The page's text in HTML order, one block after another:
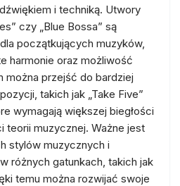
i techniką. Utwory
czy „Blue Bossa” są
początkujących muzyków,
harmonie oraz możliwość
można przejść do bardziej
takich jak „Take Five”
wymagają większej biegłości
teorii muzycznej. Ważne jest
stylów muzycznych i
różnych gatunkach, takich jak
temu można rozwijać swoje